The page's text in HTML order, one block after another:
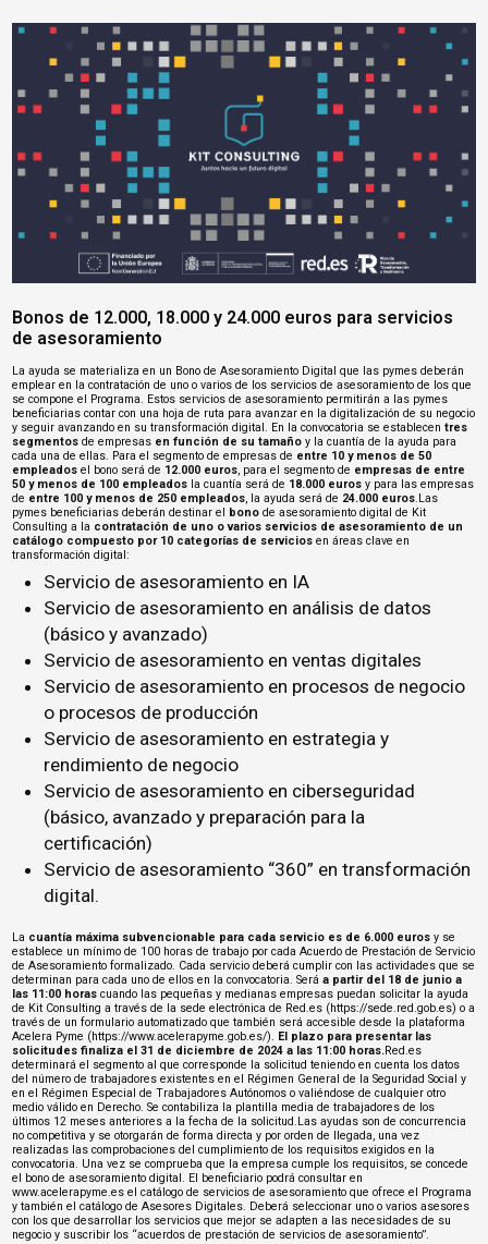
Bonos de 12.000, 18.000 y 24.000 euros para servicios
de asesoramiento
La ayuda se materializa en un Bono de Asesoramiento Digital que las pymes deberán
emplear en la contratación de uno o varios de los servicios de asesoramiento de los que
se compone el Programa. Estos servicios de asesoramiento permitirán a las pymes
beneficiarias contar con una hoja de ruta para avanzar en la digitalización de su negocio
y seguir avanzando en su transformación digital. En la convocatoria se establecentres
segmentos de empresas en función de su tamaño y la cuantía de la ayuda para
cada una de ellas. Para el segmento de empresas de entre 10 y menos de 50
empleados el bono será de 12.000 euros, para el segmento de empresas de entre
50 y menos de 100 empleados la cuantía será de 18.000 euros y para las empresas
de entre 100 y menos de 250 empleados, la ayuda será de 24.000 euros.Las
pymes beneficiarias deberán destinar el bono de asesoramiento digital de Kit
Consulting a la contratación de uno o varios servicios de asesoramiento de un
catálogo compuesto por 10 categorías de servicios en áreas clave en
transformación digital:
Servicio de asesoramiento en IA
Servicio de asesoramiento en análisis de datos
(básico y avanzado)
Servicio de asesoramiento en ventas digitales
Servicio de asesoramiento en procesos de negocio
o procesos de producción
Servicio de asesoramiento en estrategia y
rendimiento de negocio
Servicio de asesoramiento en ciberseguridad
(básico, avanzado y preparación para la
certificación)
Servicio de asesoramiento “360” en transformación
digital.
La cuantía máxima subvencionable para cada servicio es de 6.000 euros y se
establece un mínimo de 100 horas de trabajo por cada Acuerdo de Prestación de Servicio
de Asesoramiento formalizado. Cada servicio deberá cumplir con las actividades que se
determinan para cada uno de ellos en la convocatoria. Seráa partir del 18 de junio a
las 11:00 horas cuando las pequeñas y medianas empresas puedan solicitar la ayuda
de Kit Consulting a través de la sede electrónica de Red.es (https://sede.red.gob.es) o a
través de un formulario automatizado que también será accesible desde la plataforma
Acelera Pyme (https://www.acelerapyme.gob.es/). El plazo para presentar las
solicitudes finaliza el 31 de diciembre de 2024 a las 11:00 horas.Red.es
determinará el segmento al que corresponde la solicitud teniendo en cuenta los datos
del número de trabajadores existentes en el Régimen General de la Seguridad Social y
en el Régimen Especial de Trabajadores Autónomos o valiéndose de cualquier otro
medio válido en Derecho. Se contabiliza la plantilla media de trabajadores de los
últimos 12 meses anteriores a la fecha de la solicitud.Las ayudas son de concurrencia
no competitiva y se otorgarán de forma directa y por orden de llegada, una vez
realizadas las comprobaciones del cumplimiento de los requisitos exigidos en la
convocatoria. Una vez se comprueba que la empresa cumple los requisitos, se concede
el bono de asesoramiento digital. El beneficiario podrá consultar en
www.acelerapyme.es el catálogo de servicios de asesoramiento que ofrece el Programa
y también el catálogo de Asesores Digitales. Deberá seleccionar uno o varios asesores
con los que desarrollar los servicios que mejor se adapten a las necesidades de su
negocio y suscribir los “acuerdos de prestación de servicios de asesoramiento”.